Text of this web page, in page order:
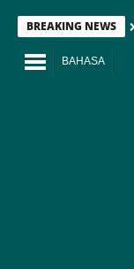
BREAKING NEWS
BAHASA